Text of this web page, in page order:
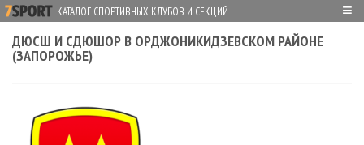
КАТАЛОГ СПОРТИВНЫХ КЛУБОВ И СЕКЦИЙ ≡
ДЮСШ И СДЮШОР В ОРДЖОНИКИДЗЕВСКОМ РАЙОНЕ
(ЗАПОРОЖЬЕ)